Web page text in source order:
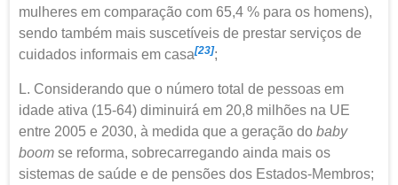
mulheres em comparação com 65,4 % para os homens),
sendo também mais suscetíveis de prestar serviços de
cuidados informais em casa[23];
L. Considerando que o número total de pessoas em
idade ativa (15-64) diminuirá em 20,8 milhões na UE
entre 2005 e 2030, à medida que a geração do baby
boom se reforma, sobrecarregando ainda mais os
sistemas de saúde e de pensões dos Estados-Membros;